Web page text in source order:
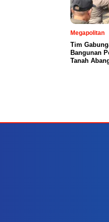
Megapolitan
Tim
Bangunan
Tanah